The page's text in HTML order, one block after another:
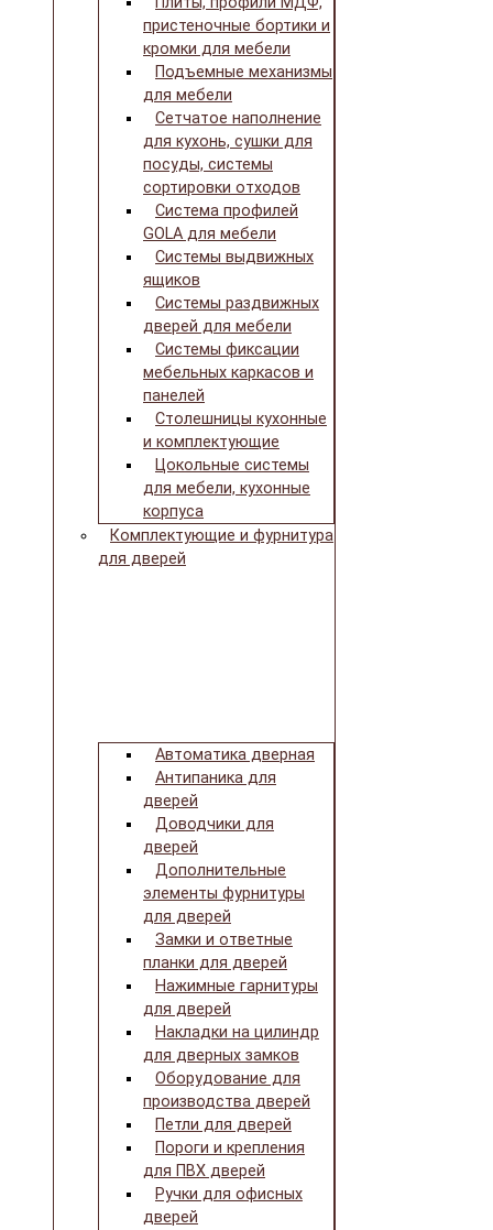
пристеночные бортики и
кромки для мебели
Подъемные механизмы
для мебели
Сетчатое наполнение
для кухонь, сушки для
посуды, системы
сортировки отходов
Система профилей
GOLA для мебели
Системы выдвижных
ящиков
Системы раздвижных
дверей для мебели
Системы фиксации
мебельных каркасов и
панелей
Столешницы кухонные
и комплектующие
Цокольные системы
для мебели, кухонные
корпуса
Комплектующие и фурнитура
для дверей
Автоматика дверная
Антипаника для
дверей
Доводчики для
дверей
Дополнительные
элементы фурнитуры
для дверей
Замки и ответные
планки для дверей
Нажимные гарнитуры
для дверей
Накладки на цилиндр
для дверных замков
Оборудование для
производства дверей
Петли для дверей
Пороги и крепления
для ПВХ дверей
Ручки для офисных
дверей